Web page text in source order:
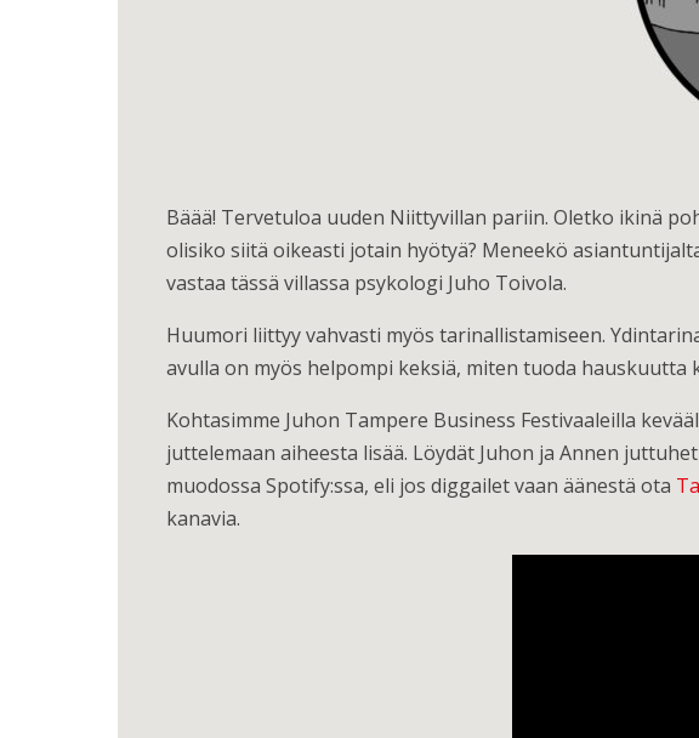
Bäää! Tervetuloa uuden Niittyvillan pariin. Oletko ikinä
olisiko siitä oikeasti jotain hyötyä? Meneekö
vastaa tässä villassa psykologi Juho Toivola.
Huumori liittyy vahvasti myös tarinallistamiseen.
avulla on myös helpompi keksiä, miten tuoda hauskuutta
Kohtasimme Juhon Tampere Business Festivaaleilla
juttelemaan aiheesta lisää. Löydät Juhon ja Annen
muodossa Spotify:ssa, eli jos diggailet vaan äänestä ota
kanavia.